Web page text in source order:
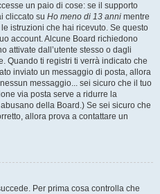
un paio di cose: se il supporto
cliccato su Ho meno di 13 anni mentre
istruzioni che hai ricevuto. Se questo
account. Alcune Board richiedono
attivate dall’utente stesso o dagli
Quando ti registri ti verrà indicato che
inviato un messaggio di posta, allora
messaggio... sei sicuro che il tuo
via posta serve a ridurre la
della Board.) Se sei sicuro che
allora prova a contattare un
Per prima cosa controlla che